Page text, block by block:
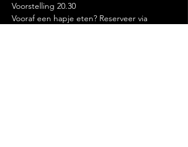
Voorstelling 20.30
Vooraf een hapje eten? Reserveer via